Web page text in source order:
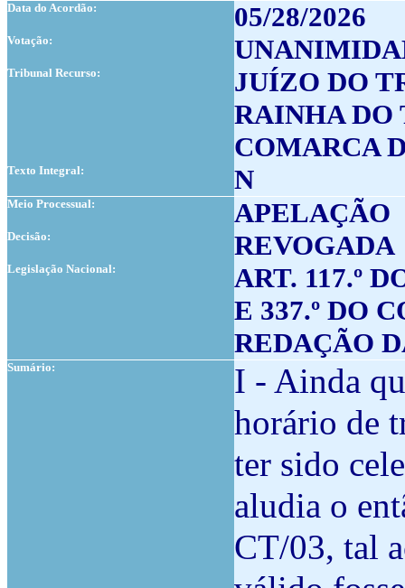
Data do Acordão: 05/28/2026
Votação:
Tribunal Recurso:
JUÍZO DO
RAINHA DO
COMARCA
Texto Integral: N
Meio Processual: APELAÇÃO
Decisão: REVOGADA
Legislação Nacional:
ART. 117.º
E 337.º DO
REDAÇÃO
Sumário:
I - Ainda
horário de
ter sido
aludia o
CT/03, tal